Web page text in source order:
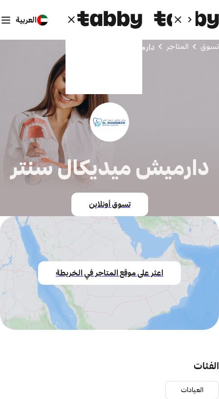
العربية
تسوق المتاجر دارميش ميديكال سنتر
دارميش ميديكال سنتر
تسوق أونلاين
اعثر على موقع المتاجر في الخريطة
الفئات
العيادات